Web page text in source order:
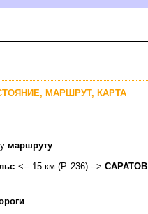
МАРШРУТ, КАРТА
маршруту:
<-- 15 км (Р 236) -->САРАТО